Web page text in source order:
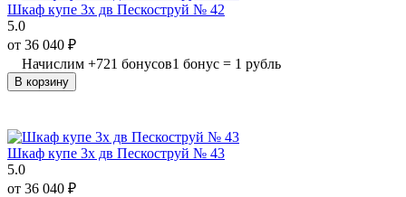
Шкаф купе 3х дв Пескоструй № 42
5.0
от 36 040 ₽
Начислим +721 бонусов1 бонус = 1 рубль
В корзину
Шкаф купе 3х дв Пескоструй № 43
5.0
от 36 040 ₽